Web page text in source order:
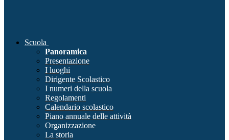
Scuola
Panoramica
Presentazione
I luoghi
Dirigente Scolastico
I numeri della scuola
Regolamenti
Calendario scolastico
Piano annuale delle attività
Organizzazione
La storia